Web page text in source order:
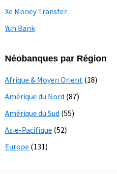
Xe Money Transfer
Yuh Bank
Néobanques par Région
Afrique & Moyen Orient (18)
Amérique du Nord (87)
Amérique du Sud (55)
Asie-Pacifique (52)
Europe (131)